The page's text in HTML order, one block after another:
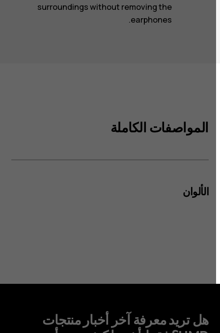
surroundings without removing the
earphones.
المواصفات الكاملة
الألوان
هل تريد معرفة آخر أخبار منتجات